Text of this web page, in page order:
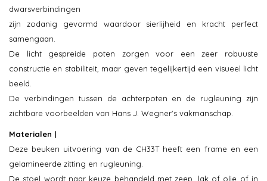
dwarsverbindingen
zijn zodanig gevormd waardoor sierlijheid en kracht perfect
samengaan.
De licht gespreide poten zorgen voor een zeer robuuste
constructie en stabiliteit, maar geven tegelijkertijd een visueel licht
beeld.
De verbindingen tussen de achterpoten en de rugleuning zijn
zichtbare voorbeelden van Hans J. Wegner's vakmanschap.
Materialen |
Deze beuken uitvoering van de CH33T heeft een frame en een
gelamineerde zitting en rugleuning.
De stoel wordt naar keuze behandeld met zeep, lak of olie of in